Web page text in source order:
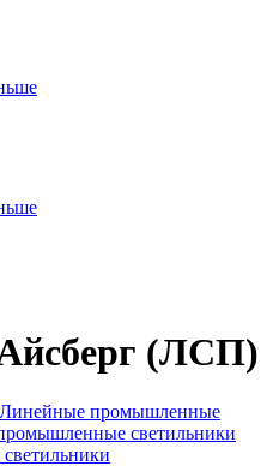
(ЛСП)
Линейные промышленные
светильники